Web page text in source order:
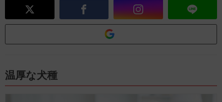
️温厚な犬種